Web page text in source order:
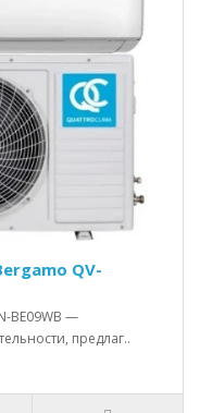
QV-
BE09WB —
предлаг..